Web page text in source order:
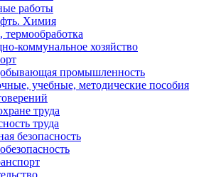
работы
Химия
термообработка
коммунальное хозяйство
промышленность
учебные, методические пособия
труда
труда
безопасность